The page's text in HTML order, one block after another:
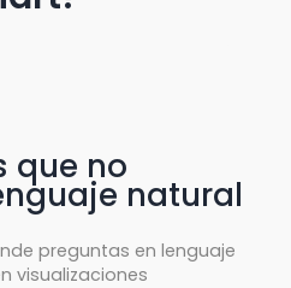
que no
natural
preguntas en lenguaje
visualizaciones